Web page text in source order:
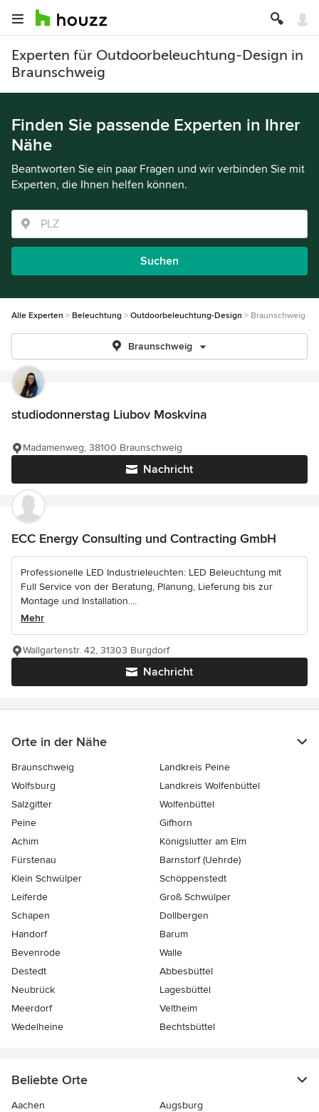
Experten für Outdoorbeleuchtung-Design in
Braunschweig
Finden Sie passende Experten in Ihrer
Nähe
Beantworten Sie ein paar Fragen und wir verbinden Sie mit
Experten, die Ihnen helfen können.
Suchen
Alle Experten Beleuchtung Outdoorbeleuchtung-Design Braunschweig
Braunschweig
studiodonnerstag Liubov Moskvina
Nachricht
Madamenweg, 38100 Braunschweig
ECC Energy Consulting und Contracting GmbH
Professionelle LED Industrieleuchten: LED Beleuchtung mit
Full Service von der Beratung, Planung, Lieferung bis zur
Montage und Installation....
Mehr
Nachricht
Wallgartenstr. 42, 31303 Burgdorf
Orte in der Nähe
Braunschweig
Landkreis Peine
Wolfsburg
Landkreis Wolfenbüttel
Salzgitter
Wolfenbüttel
Peine
Gifhorn
Achim
Königslutter am Elm
Fürstenau
Barnstorf (Uehrde)
Klein Schwülper
Schöppenstedt
Leiferde
Groß Schwülper
Schapen
Dollbergen
Handorf
Barum
Bevenrode
Walle
Destedt
Abbesbüttel
Neubrück
Lagesbüttel
Meerdorf
Veltheim
Wedelheine
Bechtsbüttel
Beliebte Orte
Aachen
Augsburg